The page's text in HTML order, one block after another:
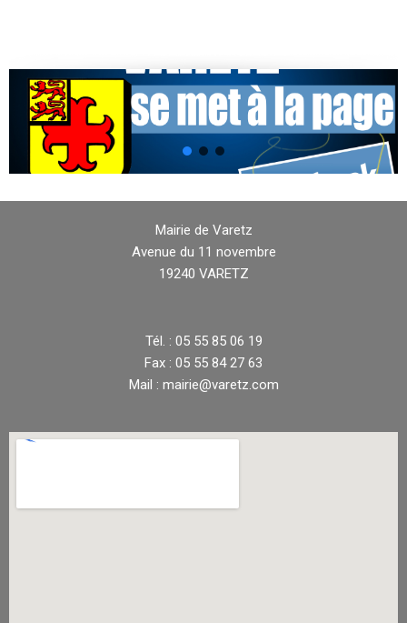
Mairie de Varetz
Avenue du 11 novembre
19240 VARETZ
Tél. : 05 55 85 06 19
Fax : 05 55 84 27 63
Mail : mairie@varetz.com